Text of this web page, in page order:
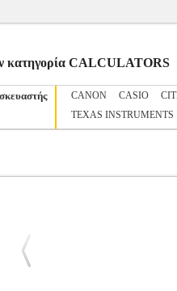
κατηγορία CALCULATORS
CANON CASIO
TEXAS INSTRUMENTS